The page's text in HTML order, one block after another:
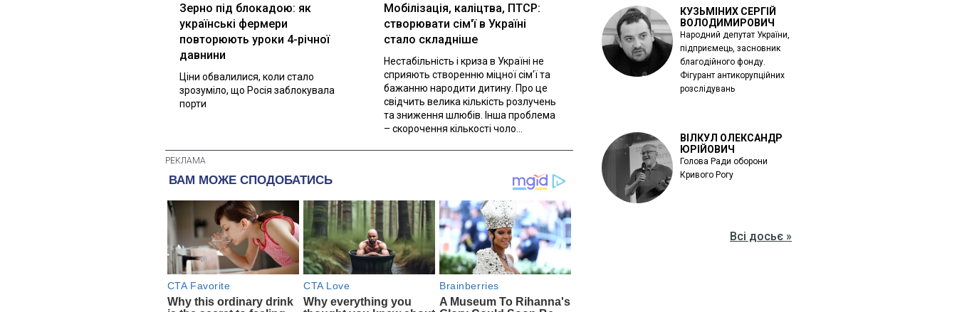
Зерно під блокадою: як
українські фермери
повторюють уроки 4-річної
давнини
Ціни обвалилися, коли стало
зрозуміло, що Росія заблокувала
порти
Мобілізація, каліцтва, ПТСР:
створювати сім'ї в Україні
стало складніше
Нестабільність і криза в Україні не
сприяють створенню міцної сім'ї та
бажанню народити дитину. Про це
свідчить велика кількість розлучень
та зниження шлюбів. Інша проблема
– скорочення кількості чоло...
КУЗЬМІНИХ СЕРГІЙ
ВОЛОДИМИРОВИЧ
Народний депутат України,
підприємець, засновник
благодійного фонду.
Фігурант антикорупційних
розслідувань
ВІЛКУЛ ОЛЕКСАНДР
ЮРІЙОВИЧ
Голова Ради оборони
Кривого Рогу
Всі досьє »